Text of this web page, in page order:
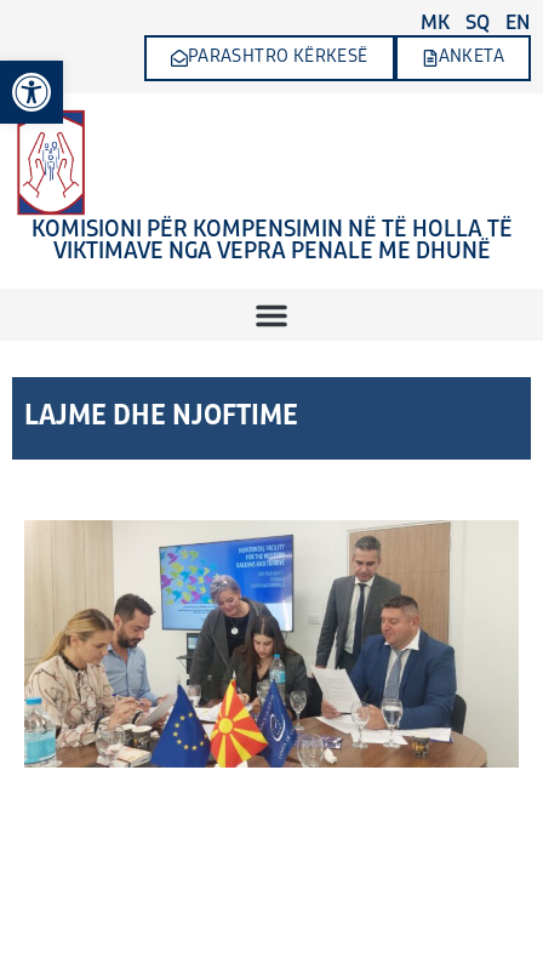
Open toolbar
content
MK SQ EN
PARASHTRO KËRKESË ANKETA
KOMISIONI PËR KOMPENSIMIN NË TË HOLLA TË
VIKTIMAVE NGA VEPRA PENALE ME DHUNË
LAJME DHE NJOFTIME